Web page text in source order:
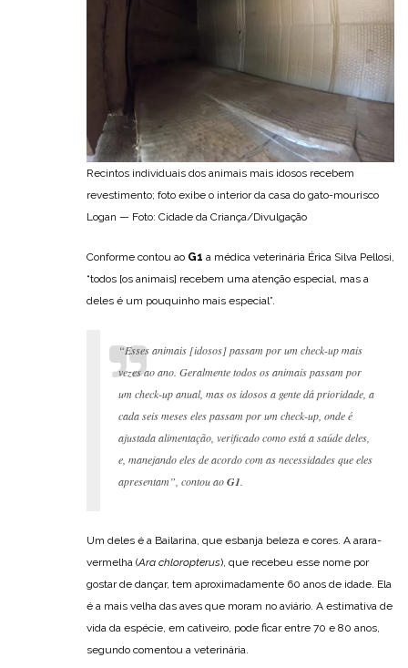
Recintos individuais dos animais mais idosos recebem
revestimento; foto exibe o interior da casa do gato-mourisco
Logan — Foto: Cidade da Criança/Divulgação
Conforme contou ao G1 a médica veterinária Érica Silva Pellosi,
“todos [os animais] recebem uma atenção especial, mas a
deles é um pouquinho mais especial”.
“Esses animais [idosos] passam por umcheck-upmais
vezes ao ano. Geralmente todos os animais passam por
umcheck-upanual, mas os idosos a gente dá prioridade, a
cada seis meses eles passam por umcheck-up , onde é
ajustada alimentação, verificado como está a saúde deles,
e, manejando eles de acordo com as necessidades que eles
apresentam”, contou aoG1
Um deles é a Bailarina, que esbanja beleza e cores. A arara-
vermelha (Ara chloropterus), que recebeu esse nome por
gostar de dançar, tem aproximadamente 60 anos de idade. Ela
é a mais velha das aves que moram no aviário. A estimativa de
vida da espécie, em cativeiro, pode ficar entre 70 e 80 anos,
segundo comentou a veterinária.